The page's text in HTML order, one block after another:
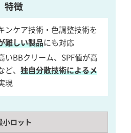
特徴
ンケア技術・色調整技術を
難しい製品にも対応
いBBクリーム、SPF値が高
、 独自分散技術によるメ
現
小ロット